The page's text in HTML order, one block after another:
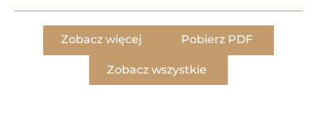
Zobacz więcej Pobierz PDF
Zobacz wszystkie